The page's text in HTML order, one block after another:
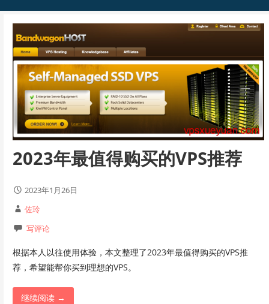
2023年最值得购买的VPS推荐
2023年1月26日
佐玲
写评论
根据本人以往使用体验，本文整理了2023年最值得购买的VPS推
荐，希望能帮你买到理想的VPS。
继续阅读 →